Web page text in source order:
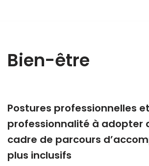
Bien-être
Postures professionnelles et
professionnalité à adopter
cadre de parcours
plus inclusifs